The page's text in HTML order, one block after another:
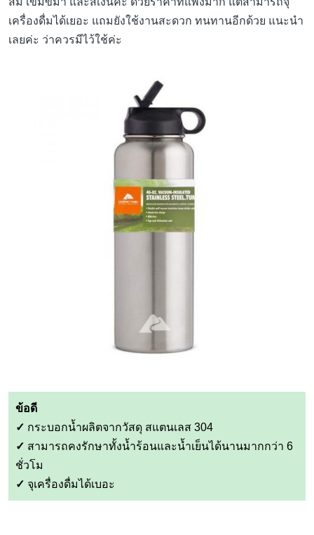
เครื่องดื่มได้เยอะ แถมยังใช้งานสะดวก ทนทานอีกด้วย แนะนำ
เลยค่ะ ว่าควรมีไว้ใช้ค่ะ
ข้อดี
✓ กระบอกน้ำผลิตจากวัสดุ สแตนเลส 304
✓ สามารถคงรักษาทั้งน้ำร้อนและน้ำเย็นได้นานมากกว่า 6
ชั่วโม
✓ จุเครื่องดื่มได้เบอะ